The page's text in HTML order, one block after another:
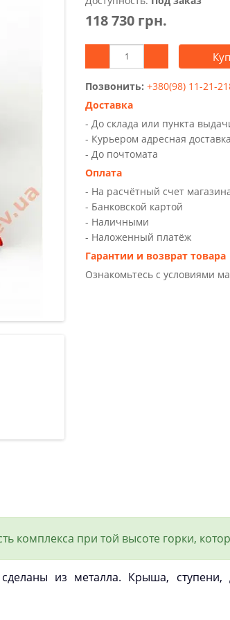
118 730 грн.
Позвонить: +380(98) 11-21-
Доставка
- До склада или пункта
- Курьером адресная
- До почтомата
Оплата
- На расчётный счет
- Банковской картой
- Наличными
- Наложенный платёж
Гарантии и возврат товара
Ознакомьтесь с условиями
комплекса при той высоте горки,
из металла. Крыша,